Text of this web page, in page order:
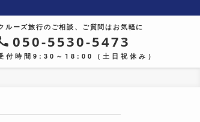
ルーズ旅行のご相談、ご質問はお気軽に
050-5530-5473
付時間9:30～18:00（土日祝休み）